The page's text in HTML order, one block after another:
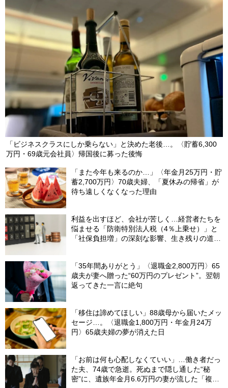
「ビジネスクラスにしか乗らない」と決めた老後…。〈貯蓄6,300
万円・69歳元会社員〉帰国後に募った後悔
「また今年も来るのか…」〈年金月25万円・貯
蓄2,700万円〉70歳夫婦、「夏休みの帰省」が
待ち遠しくなくなった理由
利益を出すほど、会社が苦しく…経営者たちを
悩ませる「防衛特別法人税（4％上乗せ）」と
「社保負担増」の深刻な影響、生き残りの道
「35年間ありがとう」〈退職金2,800万円〉65
歳夫が妻へ贈った“60万円のプレゼント”。翌朝
返ってきた一言に絶句
「移住は諦めてほしい」88歳母から届いたメッ
セージ…。〈退職金1,800万円・年金月24万
円〉65歳夫婦の夢が消えた日
「お前は何も心配しなくていい」…働き者だっ
た夫、74歳で急逝。死ぬまで隠し通した“秘
密”に、遺族年金月6.6万円の妻が流した「複雑